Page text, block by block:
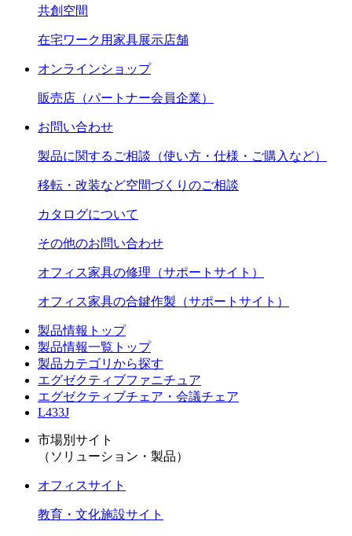
共創空間
在宅ワーク用家具展示店舗
オンラインショップ
販売店（パートナー会員企業）
お問い合わせ
製品に関するご相談（使い方・仕様・ご購入など）
移転・改装など空間づくりのご相談
カタログについて
その他のお問い合わせ
オフィス家具の修理（サポートサイト）
オフィス家具の合鍵作製（サポートサイト）
製品情報トップ
製品情報一覧トップ
製品カテゴリから探す
エグゼクティブファニチュア
エグゼクティブチェア・会議チェア
L433J
市場別サイト
（ソリューション・製品）
オフィスサイト
教育・文化施設サイト